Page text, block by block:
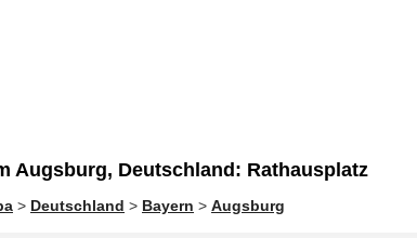
Augsburg, Deutschland: Rathausplatz
> Deutschland > Bayern > Augsburg